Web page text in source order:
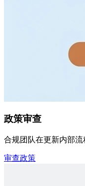
政策审查
合规团队在更新内部
审查政策